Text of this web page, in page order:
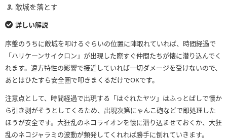
敵城を落とす
詳しい解説
序盤のうちに敵城を叩けるぐらいの位置に陣取れていれば、時間経過で
「ハリケーンサイクロン」が出現した際すぐ仲間たちが懐に潜り込んでく
れます。遠方特性の影響で接近していれば一切ダメージを受けないので、
あとはひたすら安全圏で叩きまくるだけでOKです。
注意点として、時間経過で出現する「はぐれたヤツ」はふっとばしで懐か
ら引き剥がそうとしてくるため、出現次第にゃんこ砲などで即処理した
ほうが安全です。大狂乱のネコライオンを懐に潜り込ませておくか、大狂
乱のネコジャラミの波動が頻発してくれれば勝手に倒れていきます。